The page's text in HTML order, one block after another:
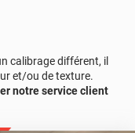
calibrage différent, il
et/ou de texture.
notre service client